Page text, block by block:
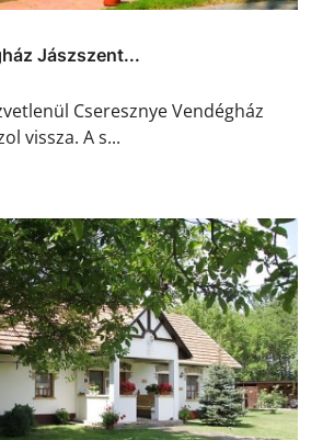
Jászszent...
Cseresznye Vendégház
vissza. A s...